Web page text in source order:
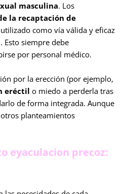
masculina. Los
la recaptación de
utilizado como vía válida y eficaz
Esto siempre debe
por personal médico.
por la erección (por ejemplo,
eréctil o miedo a perderla tras
de forma integrada. Aunque
planteamientos
eyaculacion precoz: